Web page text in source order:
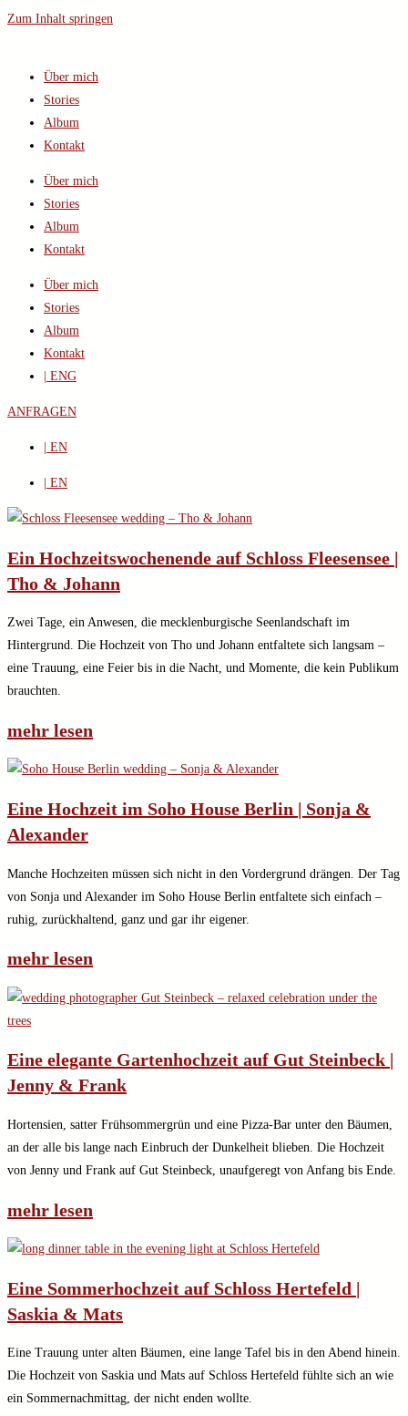
Zum Inhalt springen
Über mich
Stories
Album
Kontakt
Über mich
Stories
Album
Kontakt
Über mich
Stories
Album
Kontakt
| ENG
ANFRAGEN
| EN
| EN
Ein Hochzeitswochenende auf Schloss Fleesensee |
Tho & Johann
Zwei Tage, ein Anwesen, die mecklenburgische Seenlandschaft im
Hintergrund. Die Hochzeit von Tho und Johann entfaltete sich langsam –
eine Trauung, eine Feier bis in die Nacht, und Momente, die kein Publikum
brauchten.
mehr lesen
Eine Hochzeit im Soho House Berlin | Sonja &
Alexander
Manche Hochzeiten müssen sich nicht in den Vordergrund drängen. Der Tag
von Sonja und Alexander im Soho House Berlin entfaltete sich einfach –
ruhig, zurückhaltend, ganz und gar ihr eigener.
mehr lesen
Eine elegante Gartenhochzeit auf Gut Steinbeck |
Jenny & Frank
Hortensien, satter Frühsommergrün und eine Pizza-Bar unter den Bäumen,
an der alle bis lange nach Einbruch der Dunkelheit blieben. Die Hochzeit
von Jenny und Frank auf Gut Steinbeck, unaufgeregt von Anfang bis Ende.
mehr lesen
Eine Sommerhochzeit auf Schloss Hertefeld |
Saskia & Mats
Eine Trauung unter alten Bäumen, eine lange Tafel bis in den Abend hinein.
Die Hochzeit von Saskia und Mats auf Schloss Hertefeld fühlte sich an wie
ein Sommernachmittag, der nicht enden wollte.